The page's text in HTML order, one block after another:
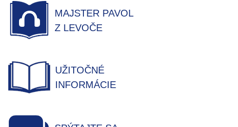
MAJSTER PAVOL
Z LEVOČE
UŽITOČNÉ
INFORMÁCIE